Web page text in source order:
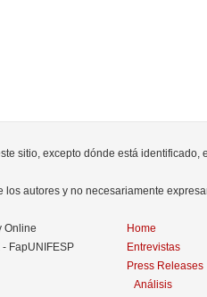
sitio, excepto dónde está identificado,
los autores y no necesariamente
Online
FapUNIFESP
Home
Entrevistas
Press Releases
Análisis